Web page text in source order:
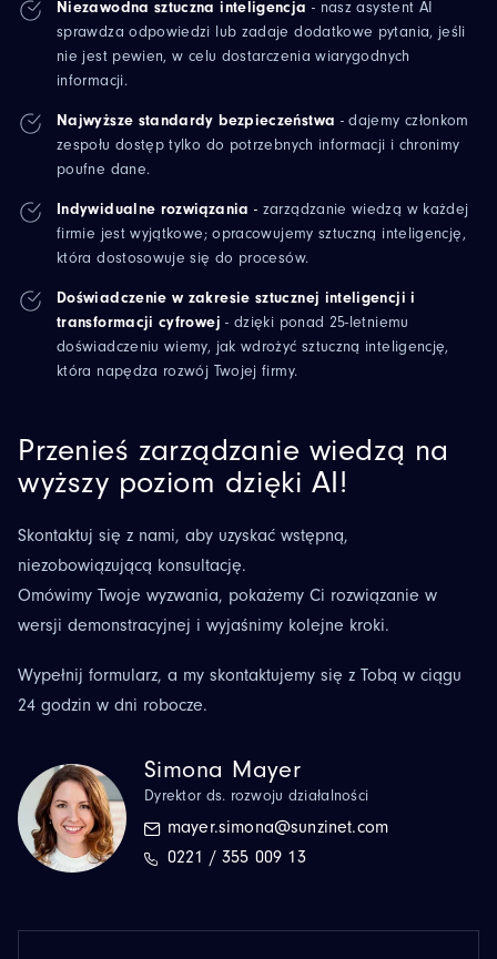
Niezawodna sztuczna inteligencja - nasz asystent AI
sprawdza odpowiedzi lub zadaje dodatkowe pytania, jeśli
nie jest pewien, w celu dostarczenia wiarygodnych
informacji.
Najwyższe standardy bezpieczeństwa - dajemy członkom
zespołu dostęp tylko do potrzebnych informacji i chronimy
poufne dane.
Indywidualne rozwiązania - zarządzanie wiedzą w każdej
firmie jest wyjątkowe; opracowujemy sztuczną inteligencję,
która dostosowuje się do procesów.
Doświadczenie w zakresie sztucznej inteligencji i
transformacji cyfrowej - dzięki ponad 25-letniemu
doświadczeniu wiemy, jak wdrożyć sztuczną inteligencję,
która napędza rozwój Twojej firmy.
Przenieś zarządzanie wiedzą na
wyższy poziom dzięki AI!
Skontaktuj się z nami, aby uzyskać wstępną,
niezobowiązującą konsultację.
Omówimy Twoje wyzwania, pokażemy Ci rozwiązanie w
wersji demonstracyjnej i wyjaśnimy kolejne kroki.
Wypełnij formularz, a my skontaktujemy się z Tobą w ciągu
24 godzin w dni robocze.
Simona Mayer
Dyrektor ds. rozwoju działalności
mayer.simona@sunzinet.com
0221 / 355 009 13